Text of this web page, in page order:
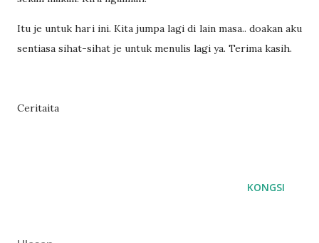
Itu je untuk hari ini. Kita jumpa lagi di lain masa.. doakan aku
sentiasa sihat-sihat je untuk menulis lagi ya. Terima kasih.
Ceritaita
KONGSI